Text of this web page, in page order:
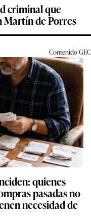
criminal que
Martín de Porres
ContenidoGEC
quienes
pasadas no
necesidad de